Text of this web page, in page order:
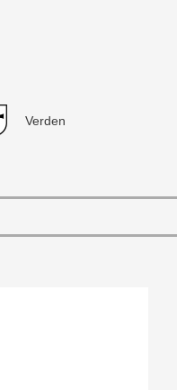
Verden